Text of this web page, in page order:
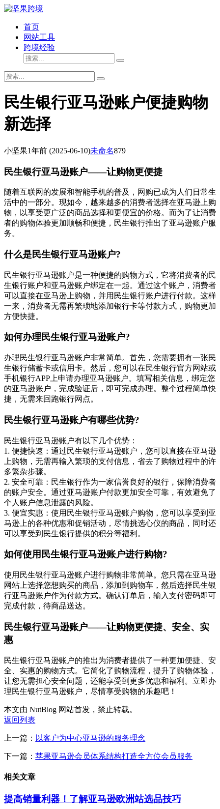
首页
网站工具
跨境经验
民生银行亚马逊账户便捷购物
新选择
小坚果1年前 (2025-06-10)未命名879
民生银行亚马逊账户——让购物更便捷
随着互联网的发展和智能手机的普及，网购已成为人们日常生
活中的一部分。现如今，越来越多的消费者选择在亚马逊上购
物，以享受更广泛的商品选择和更便宜的价格。而为了让消费
者的购物体验更加顺畅和便捷，民生银行推出了亚马逊账户服
务。
什么是民生银行亚马逊账户?
民生银行亚马逊账户是一种便捷的购物方式，它将消费者的民
生银行账户和亚马逊账户绑定在一起。通过这个账户，消费者
可以直接在亚马逊上购物，并用民生银行账户进行付款。这样
一来，消费者无需再繁琐地添加银行卡等付款方式，购物更加
方便快捷。
如何办理民生银行亚马逊账户?
办理民生银行亚马逊账户非常简单。首先，您需要拥有一张民
生银行储蓄卡或信用卡。然后，您可以在民生银行官方网站或
手机银行APP上申请办理亚马逊账户。填写相关信息，绑定您
的亚马逊账户，完成验证后，即可完成办理。整个过程简单快
捷，无需来回跑银行网点。
民生银行亚马逊账户有哪些优势?
民生银行亚马逊账户有以下几个优势：
1. 便捷快速：通过民生银行亚马逊账户，您可以直接在亚马逊
上购物，无需再输入繁琐的支付信息，省去了购物过程中的许
多繁杂步骤。
2. 安全可靠：民生银行作为一家信誉良好的银行，保障消费者
的账户安全。通过亚马逊账户付款更加安全可靠，有效避免了
个人账户信息泄露的风险。
3. 便宜实惠：使用民生银行亚马逊账户购物，您可以享受到亚
马逊上的各种优惠和促销活动，尽情挑选心仪的商品，同时还
可以享受到民生银行提供的积分等福利。
如何使用民生银行亚马逊账户进行购物?
使用民生银行亚马逊账户进行购物非常简单。您只需在亚马逊
网站上选择您想购买的商品，添加到购物车，然后选择民生银
行亚马逊账户作为付款方式。确认订单后，输入支付密码即可
完成付款，待商品送达。
民生银行亚马逊账户——让购物更便捷、安全、实
惠
民生银行亚马逊账户的推出为消费者提供了一种更加便捷、安
全、实惠的购物方式。它简化了购物流程，提升了购物体验，
让您无需担心安全问题，还能享受到更多优惠和福利。立即办
理民生银行亚马逊账户，尽情享受购物的乐趣吧！
本文由 NutBlog 网站首发，禁止转载。
返回列表
上一篇： 以客户为中心亚马逊的服务理念
下一篇： 苹果亚马逊会员体系结构打造全方位会员服务
相关文章
提高销量利器！了解亚马逊欧洲站选品技巧